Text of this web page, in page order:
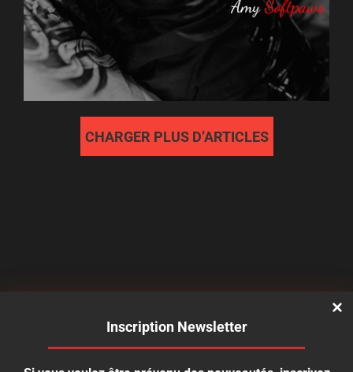
CHARGER PLUS D’ARTICLES
Inscription Newsletter